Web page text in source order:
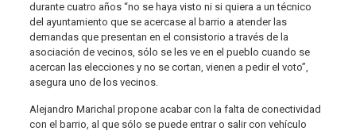
durante cuatro años “no se haya visto ni si quiera a un técnico
del ayuntamiento que se acercase al barrio a atender las
demandas que presentan en el consistorio a través de la
asociación de vecinos, sólo se les ve en el pueblo cuando se
acercan las elecciones y no se cortan, vienen a pedir el voto”,
asegura uno de los vecinos.
Alejandro Marichal propone acabar con la falta de conectividad
con el barrio, al que sólo se puede entrar o salir con vehículo